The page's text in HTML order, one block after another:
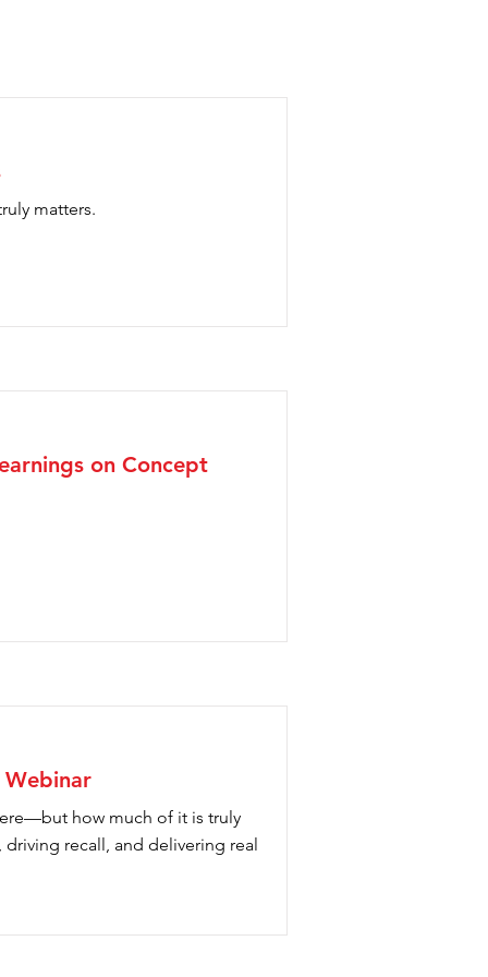
matters.
on Concept
how much of it is truly
recall, and delivering real